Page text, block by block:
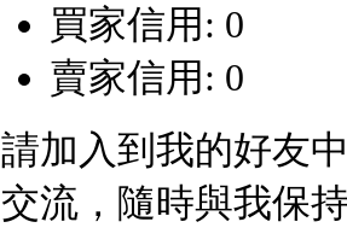
買家信用: 0
賣家信用: 0
請加入到我的好友
交流，隨時與我保